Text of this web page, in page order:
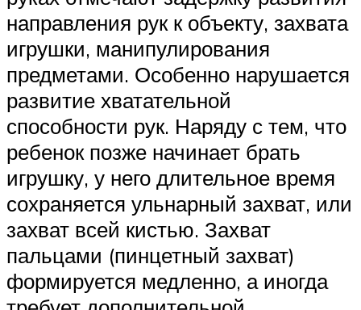
направления рук к объекту, захвата
игрушки, манипулирования
предметами. Особенно нарушается
развитие хватательной
способности рук. Наряду с тем, что
ребенок позже начинает брать
игрушку, у него длительное время
сохраняется ульнарный захват, или
захват всей кистью. Захват
пальцами (пинцетный захват)
формируется медленно, а иногда